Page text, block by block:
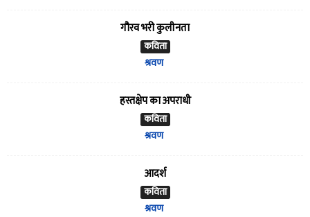
गौरव भरी कुलीनता
कविता
श्रवण
हस्तक्षेप का अपराधी
कविता
श्रवण
आदर्श
कविता
श्रवण